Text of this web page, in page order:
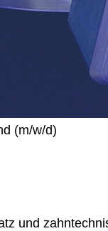
(m/w/d)
und